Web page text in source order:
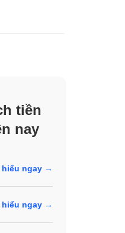
tiền
nay
hiểu ngay →
hiểu ngay →